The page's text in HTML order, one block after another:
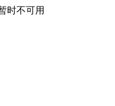
时不可用